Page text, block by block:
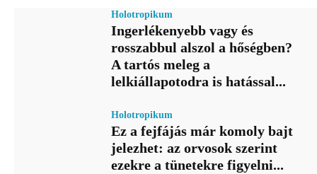
Holotropikum
Ingerlékenyebb vagy és
rosszabbul alszol a hőségben?
A tartós meleg a
lelkiállapotodra is hatással...
Holotropikum
Ez a fejfájás már komoly bajt
jelezhet: az orvosok szerint
ezekre a tünetekre figyelni...